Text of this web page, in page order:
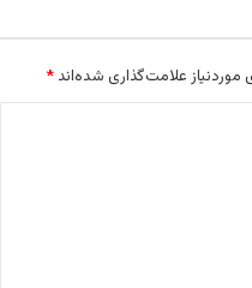
علامت‌گذاری شده‌اند *